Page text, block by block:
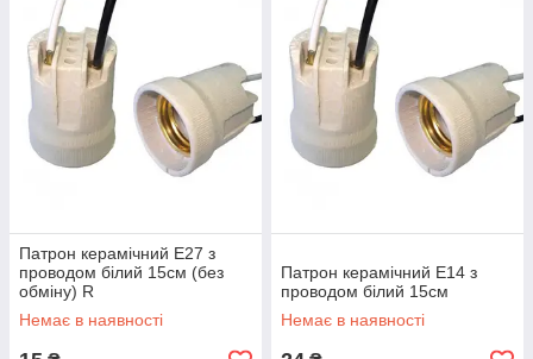
Патрон керамічний Е27 з
проводом білий 15см (без
обміну) R
Немає в наявності
Патрон керамічний Е14 з
проводом білий 15см
Немає в наявності